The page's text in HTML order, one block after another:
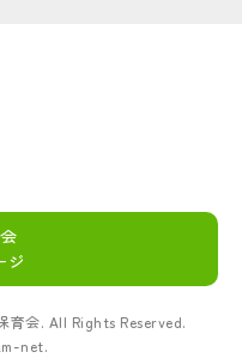
ジ
育会. All Rights Reserved.
net.